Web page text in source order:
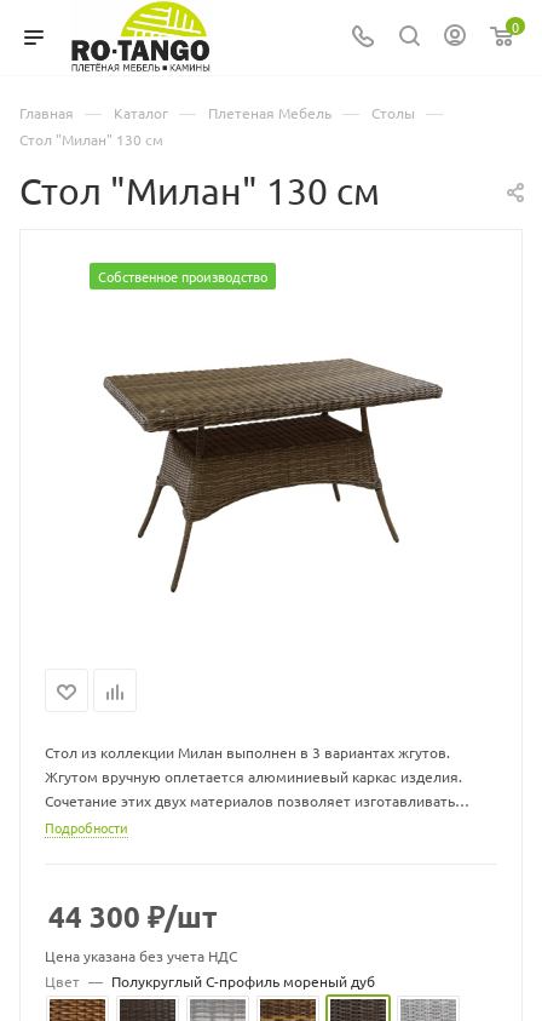
0
Главная — Каталог — Плетеная Мебель — Столы —
Стол "Милан" 130 см
Стол "Милан" 130 см
Собственное производство
Стол из коллекции Милан выполнен в 3 вариантах жгутов.
Жгутом вручную оплетается алюминиевый каркас изделия.
Сочетание этих двух материалов позволяет изготавливать
легкую и одновременно прочную плетеную мебель, которая не
Стол со стеклянной столешницей входит в группу
изготавливается в следующих размерах:
- 130*90*75
Подробности
44 300 ₽/шт
Цена указана без учета НДС
Цвет — Полукруглый С-профиль мореный дуб